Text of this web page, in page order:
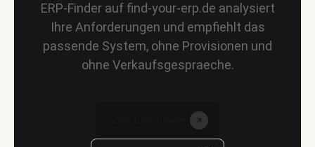
ERP-Finder auf find-your-erp.de analysiert
Ihre Anforderungen und empfiehlt das
passende System, ohne Provisionen und
ohne Verkaufsgespraeche.